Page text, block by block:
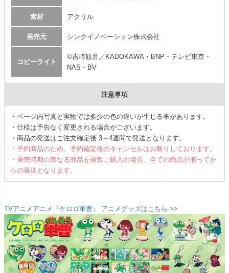
素材 アクリル
発売元 シンクイノベーション株式会社
コピーライト
©吉崎観音／KADOKAWA・BNP・テレビ東京・
NAS・BV
注意事項
・ページ内写真と実物では多少の色の違いが生じる事があります。
・仕様は予告なく変更される場合がございます。
・商品の発送はご注文確定後 3～4週間で発送となります。
・予約商品のため、予約確定後のキャンセルはお断りしております。
・発売時期の異なる商品を複数ご購入の場合、全ての商品が揃ってか
らの発送となります。
TVアニメアニメ『ケロロ軍曹』 アニメグッズはこちら >>